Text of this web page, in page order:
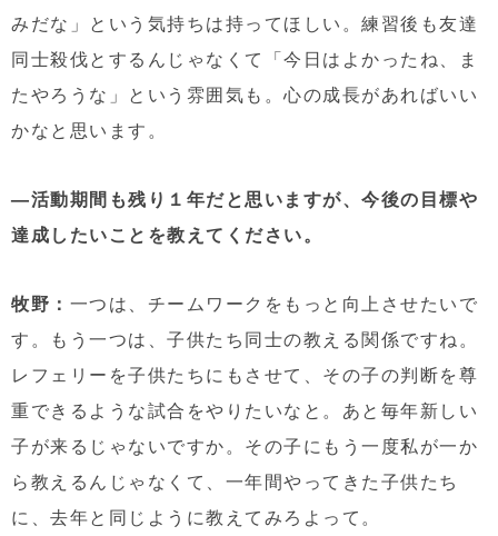
みだな」という気持ちは持ってほしい。練習後も友達
同士殺伐とするんじゃなくて「今日はよかったね、ま
たやろうな」という雰囲気も。心の成長があればいい
かなと思います。
—活動期間も残り１年だと思いますが、今後の目標や
達成したいことを教えてください。
牧野： 一つは、チームワークをもっと向上させたいで
す。もう一つは、子供たち同士の教える関係ですね。
レフェリーを子供たちにもさせて、その子の判断を尊
重できるような試合をやりたいなと。あと毎年新しい
子が来るじゃないですか。その子にもう一度私が一か
ら教えるんじゃなくて、一年間やってきた子供たち
に、去年と同じように教えてみろよって。